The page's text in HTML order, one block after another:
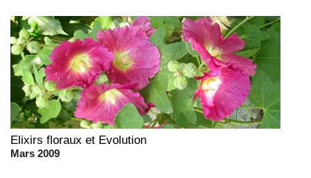
Elixirs floraux et Evolution
Mars 2009